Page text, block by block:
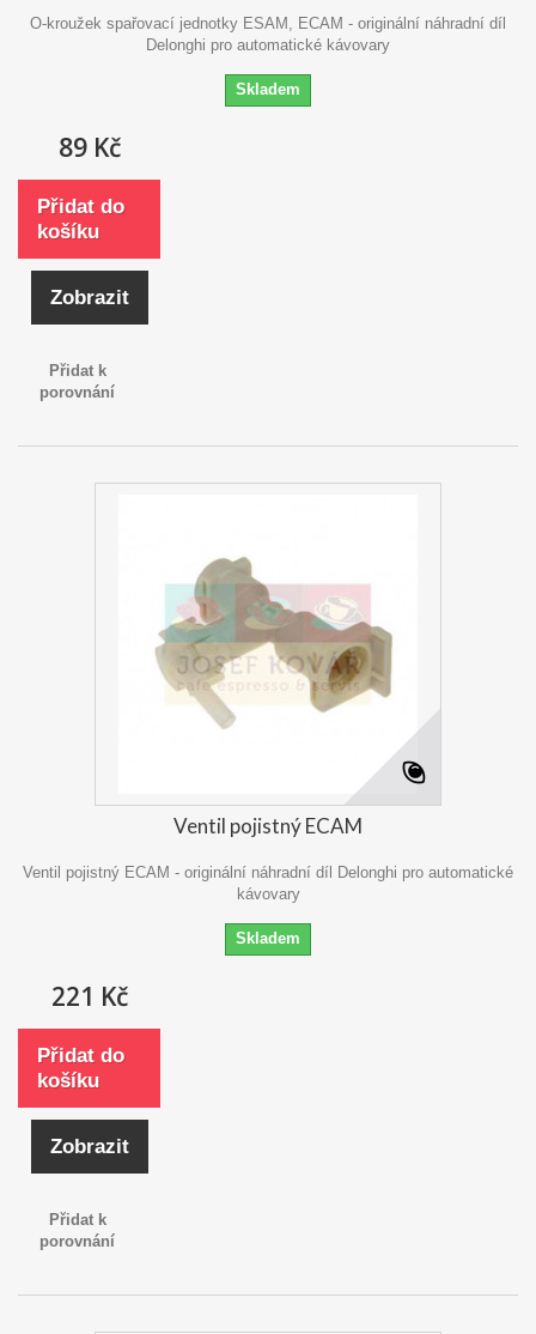
O-kroužek spařovací jednotky ESAM, ECAM - originální náhradní díl
Delonghi pro automatické kávovary
Skladem
89 Kč
Přidat do
košíku
Zobrazit
Přidat k
porovnání
Ventil pojistný ECAM
Ventil pojistný ECAM - originální náhradní díl Delonghi pro automatické
kávovary
Skladem
221 Kč
Přidat do
košíku
Zobrazit
Přidat k
porovnání